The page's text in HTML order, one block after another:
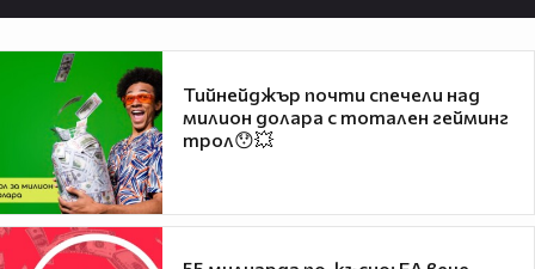
Тийнейджър почти спечели над
милион долара с тотален гейминг
трол😯💥